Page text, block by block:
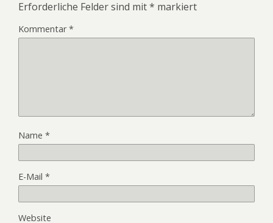
Erforderliche Felder sind mit* markiert
Kommentar*
Name *
E-Mail *
Website